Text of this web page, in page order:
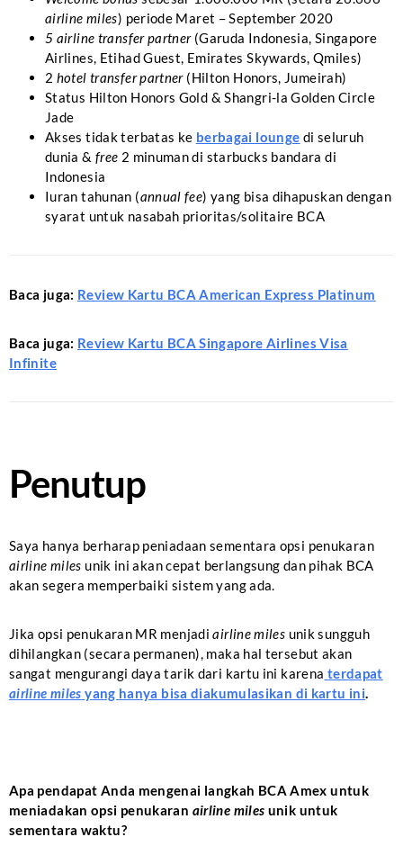
airline miles) periode Maret – September 2020
5 airline transfer partner(Garuda Indonesia, Singapore
Airlines, Etihad Guest, Emirates Skywards, Qmiles)
2 hotel transfer partner(Hilton Honors, Jumeirah)
Status Hilton Honors Gold & Shangri-la Golden Circle
Jade
Akses tidak terbatas ke berbagai lounge di seluruh
dunia & free 2 minuman di starbucks bandara di
Indonesia
Iuran tahunan (annual fee) yang bisa dihapuskan dengan
syarat untuk nasabah prioritas/solitaire BCA
Baca juga: Review Kartu BCA American Express Platinum
Baca juga: Review Kartu BCA Singapore Airlines Visa
Infinite
Penutup
Saya hanya berharap peniadaan sementara opsi penukaran
airline miles unik ini akan cepat berlangsung dan pihak BCA
akan segera memperbaiki sistem yang ada.
Jika opsi penukaran MR menjadiairline miles unik sungguh
dihilangkan (secara permanen), maka hal tersebut akan
sangat mengurangi daya tarik dari kartu ini karena terdapat
airline miles yang hanya bisa diakumulasikan di kartu ini
Apa pendapat Anda mengenai langkah BCA Amex untuk
meniadakan opsi penukaran airline miles unik untuk
sementara waktu?